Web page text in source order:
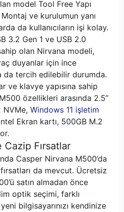
model Tool Free Yapı
ve kurulumun yanı
da kullanıcıların işi kolay.
3.2 Gen 1 ve USB 2.0
olan Nirvana modeli,
duyanlar için ince
da tercih edilebilir durumda.
ve klavye yapısına sahip
özellikleri arasında 2.5’’
NVMe, Windows 11 işletim
Ekran kartı, 500GB M.2
Cazip Fırsatlar
Casper Nirvana M500’da
da mevcut. Ücretsiz
satın almadan önce
optik seçimi, farklı
bilgisayarınızı kendinize